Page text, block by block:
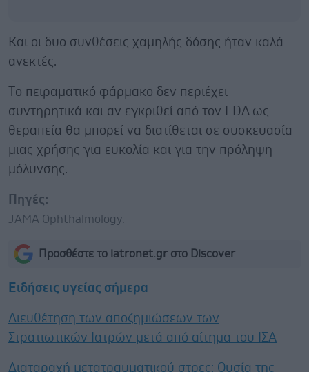
Και οι δυο συνθέσεις χαμηλής δόσης ήταν καλά
ανεκτές.
Tο πειραματικό φάρμακο δεν περιέχει
συντηρητικά και αν εγκριθεί από τον FDA ως
θεραπεία θα μπορεί να διατίθεται σε συσκευασία
μιας χρήσης για ευκολία και για την πρόληψη
μόλυνσης.
Πηγές:
JAMA Ophthalmology.
Προσθέστε το iatronet.gr στο Discover
Ειδήσεις υγείας σήμερα
Διευθέτηση των αποζημιώσεων των
Στρατιωτικών Ιατρών μετά από αίτημα του ΙΣΑ
Διαταραχή μετατραυματικού στρες: Ουσία της